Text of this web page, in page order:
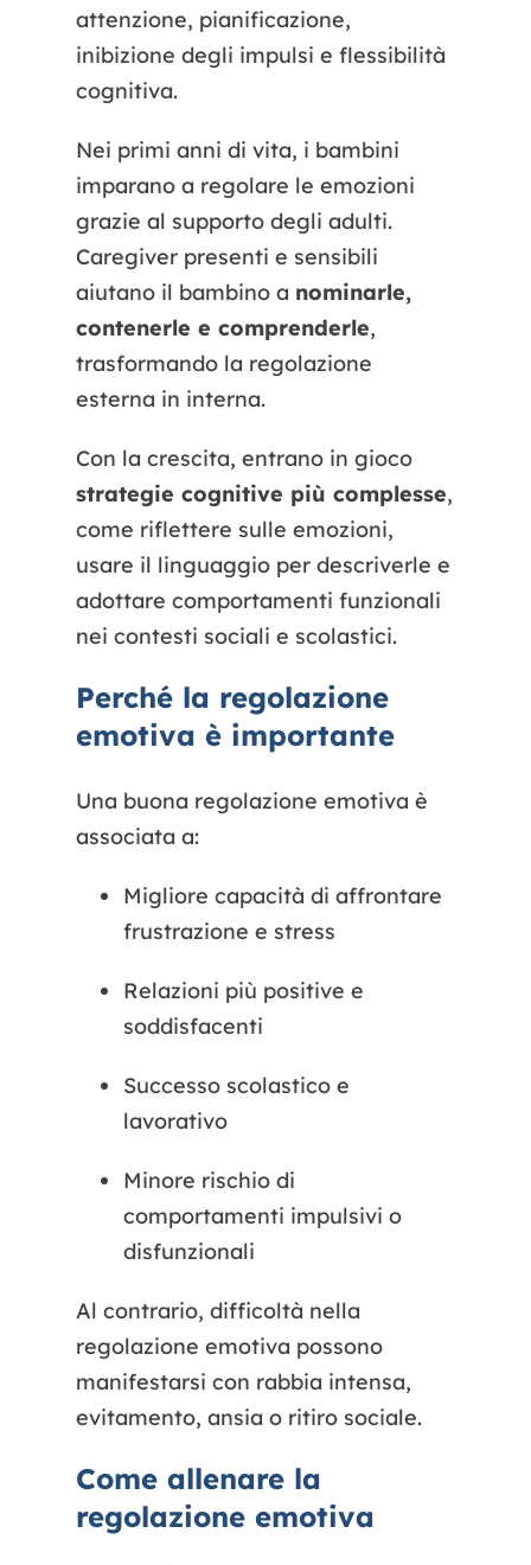
attenzione, pianificazione,
inibizione degli impulsi e flessibilità
cognitiva.
Nei primi anni di vita, i bambini
imparano a regolare le emozioni
grazie al supporto degli adulti.
Caregiver presenti e sensibili
aiutano il bambino a nominarle,
contenerle e comprenderle,
trasformando la regolazione
esterna in interna.
Con la crescita, entrano in gioco
strategie cognitive più complesse,
come riflettere sulle emozioni,
usare il linguaggio per descriverle e
adottare comportamenti funzionali
nei contesti sociali e scolastici.
Perché la regolazione
emotiva è importante
Una buona regolazione emotiva è
associata a:
Migliore capacità di affrontare
frustrazione e stress
Relazioni più positive e
soddisfacenti
Successo scolastico e
lavorativo
Minore rischio di
comportamenti impulsivi o
disfunzionali
Al contrario, difficoltà nella
regolazione emotiva possono
manifestarsi con rabbia intensa,
evitamento, ansia o ritiro sociale.
Come allenare la
regolazione emotiva